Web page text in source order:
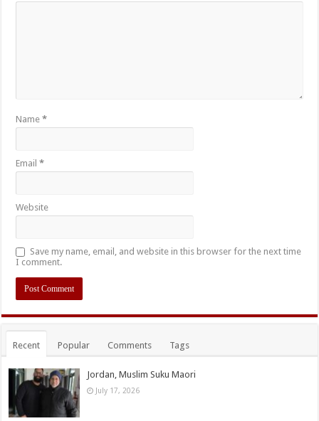
Name*
Email*
Website
Save my name, email, and website in this browser for the next time
I comment.
Recent Popular Comments Tags
Jordan, Muslim Suku Maori
July 17, 2026